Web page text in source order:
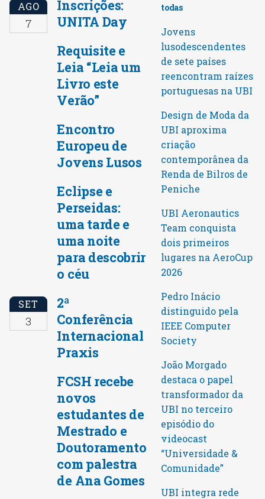
AGO
7
Inscrições:
UNITA Day
Requisite e
Leia “Leia um
Livro este
Verão”
Encontro
Europeu de
Jovens Lusos
Eclipse e
Perseidas:
uma tarde e
uma noite
para descobrir
o céu
SET
3
2ª
Conferência
Internacional
Praxis
FCSH recebe
novos
estudantes de
Mestrado e
Doutoramento
com palestra
de Ana Gomes
todas
Jovens
lusodescendentes
de sete países
reencontram raízes
portuguesas na UBI
Design de Moda da
UBI aproxima
criação
contemporânea da
Renda de Bilros de
Peniche
UBI Aeronautics
Team conquista
dois primeiros
lugares na AeroCup
2026
Pedro Inácio
distinguido pela
IEEE Computer
Society
João Morgado
destaca o papel
transformador da
UBI no terceiro
episódio do
videocast
“Universidade &
Comunidade”
UBI integra rede